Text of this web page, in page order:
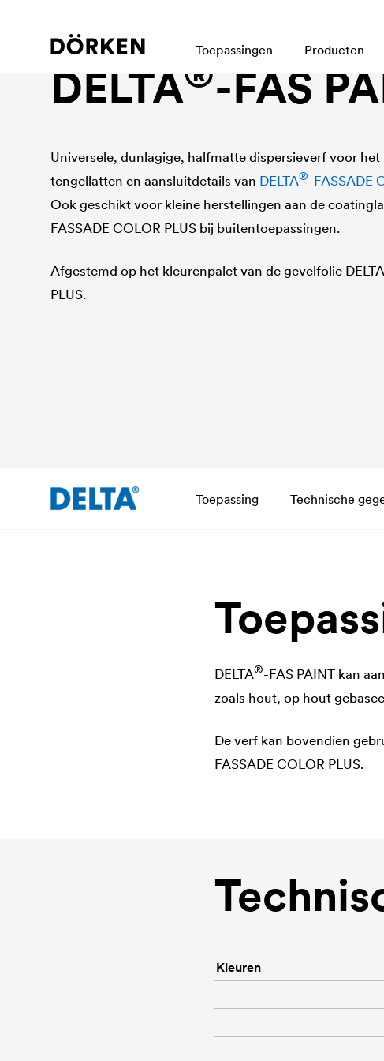
Toepassingen Producten
Gevel toebehoren
DELTA®-FAS
Universele, dunlagige, halfmatte dispersieverf voor het
tengellatten en aansluitdetails van DELTA®-FASSADE
Ook geschikt voor kleine herstellingen aan de
FASSADE COLOR PLUS bij buitentoepassingen.
Afgestemd op het kleurenpalet van de gevelfolie
PLUS.
Toepassing Technische
DELTA®-FAS PAINT kan
zoals hout, op hout
De verf kan bovendien
FASSADE COLOR PLUS.
Kleuren